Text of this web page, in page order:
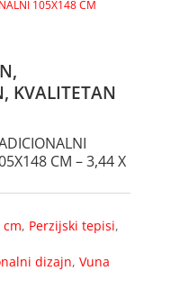
KVALITETAN
CM – 3,44 X
cm, Perzijski tepisi,
dizajn, Vuna